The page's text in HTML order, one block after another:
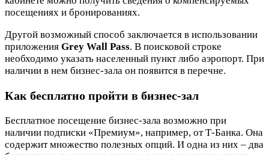
посещениях и бронированиях.
Другой возможный способ заключается в использовании
приложения Grey Wall Pass. В поисковой строке
необходимо указать населенный пункт либо аэропорт. При
наличии в нем бизнес-зала он появится в перечне.
Как бесплатно пройти в бизнес‑зал
Бесплатное посещение бизнес-зала возможно при
наличии подписки «Премиум», например, от Т-Банка. Она
содержит множество полезных опций. И одна из них – два